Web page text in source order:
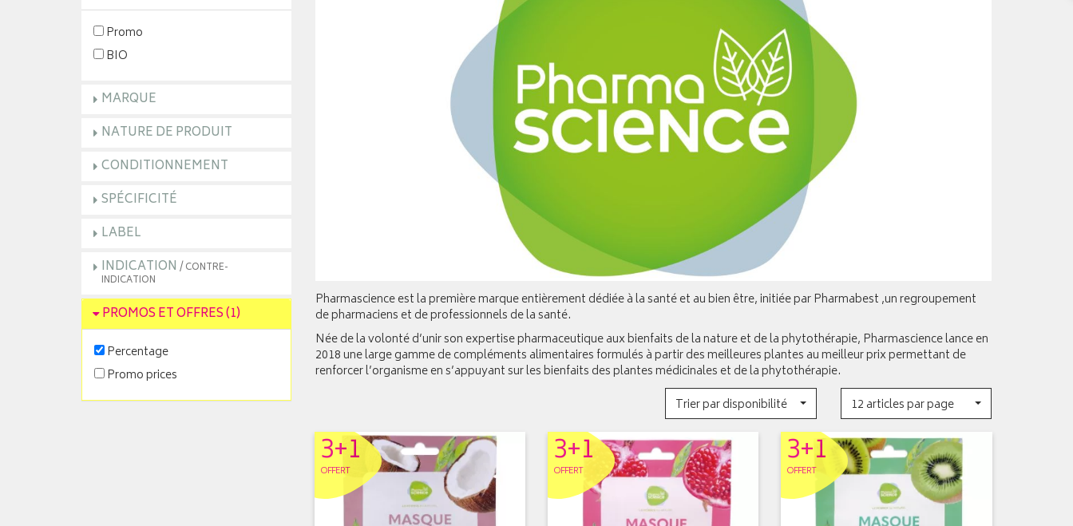
Promo
BIO
MARQUE
NATURE DE PRODUIT
CONDITIONNEMENT
SPÉCIFICITÉ
LABEL
INDICATION / CONTRE-
INDICATION
PROMOS ET OFFRES(1)
Percentage
Promo prices
Pharmascience est la première marque entièrement dédiée à la santé et au bien être, initiée par Pharmabest ,un regroupement
de pharmaciens et de professionnels de la santé.
Née de la volonté d’unir son expertise pharmaceutique aux bienfaits de la nature et de la phytothérapie, Pharmascience lance en
2018 une large gamme de compléments alimentaires formulés à partir des meilleures plantes au meilleur prix permettant de
renforcer l’organisme en s’appuyant sur les bienfaits des plantes médicinales et de la phytothérapie.
Trier par disponibilité
12 articles par page
3+1
OFFERT 3+1
OFFERT 3+1
OFFERT